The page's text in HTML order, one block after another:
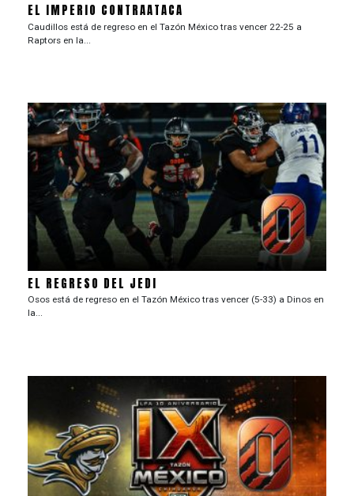
EL IMPERIO CONTRAATACA
Caudillos está de regreso en el Tazón México tras vencer 22-25 a
Raptors en la...
EL REGRESO DEL JEDI
Osos está de regreso en el Tazón México tras vencer (5-33) a Dinos en
la...